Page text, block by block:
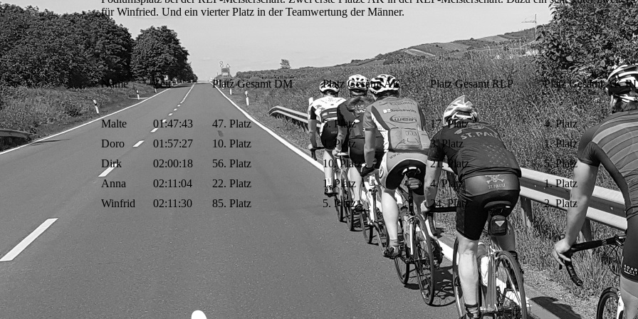
für Winfried. Und ein vierter Platz in der Teamwertung der Männer.
Name Zeit Platz Gesamt DM Platz Gesamt AK Platz Gesamt RLP Platz Gesamt AK
Malte 01:47:43 47. Platz 5. Platz 17. Platz
4. Platz
Doro
01:57:27 10. Platz 1. Platz 3. Platz
1. Platz
Dirk
02:00:18 56. Platz 10. Platz 21. Platz
5. Platz
Anna
02:11:04 22. Platz 1. Platz 4. Platz
1. Platz
Winfrid
02:11:30 85. Platz 5. Platz 24. Platz 2. Platz